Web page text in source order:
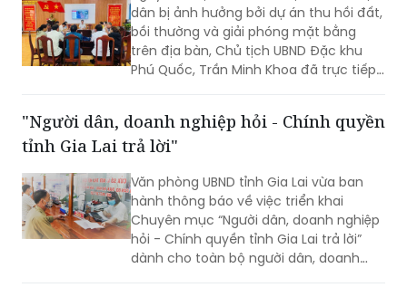
với đoàn có Đại tá Huỳnh Thanh Lâm,
Phó Giám đốc Công an tỉnh; cùng đại
diện lãnh đạo một số phòng nghiệp vụ
Công an tỉnh.
dân bị ảnh hưởng bởi dự án thu hồi đất,
bồi thường và giải phóng mặt bằng
trên địa bàn, Chủ tịch UBND Đặc khu
Phú Quốc, Trần Minh Khoa đã trực tiếp
nhằm bảo đảm tối đa quyền, lợi ích
hợp pháp của bà con.
"Người dân, doanh nghiệp hỏi - Chính quyền
tỉnh Gia Lai trả lời"
Văn phòng UBND tỉnh Gia Lai vừa ban
hành thông báo về việc triển khai
Chuyên mục “Người dân, doanh nghiệp
hỏi - Chính quyền tỉnh Gia Lai trả lời”
dành cho toàn bộ người dân, doanh